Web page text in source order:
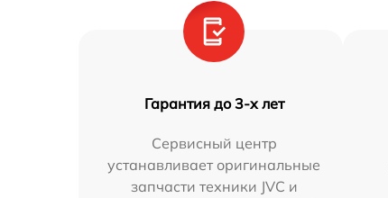
Гарантия до 3-х лет
Сервисный центр
устанавливает оригинальные
запчасти техники JVC и